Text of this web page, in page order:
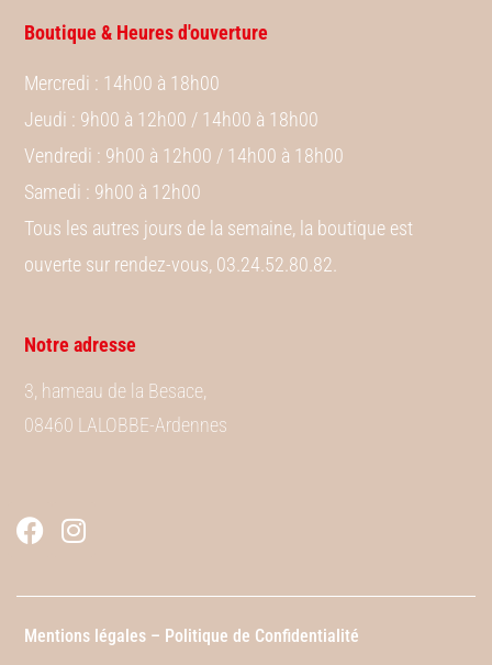
Boutique & Heures d'ouverture
Mercredi : 14h00 à 18h00
Jeudi : 9h00 à 12h00 / 14h00 à 18h00
Vendredi : 9h00 à 12h00 / 14h00 à 18h00
Samedi : 9h00 à 12h00
Tous les autres jours de la semaine, la boutique est
ouverte sur rendez-vous, 03.24.52.80.82.
Notre adresse
3, hameau de la Besace,
08460 LALOBBE-Ardennes
Mentions légales – Politique de Confidentialité